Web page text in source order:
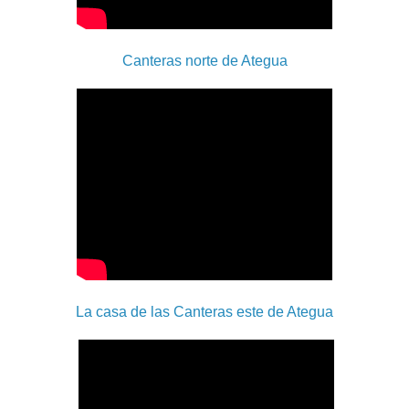
Canteras norte de Ategua
La casa de las Canteras este de Ategua